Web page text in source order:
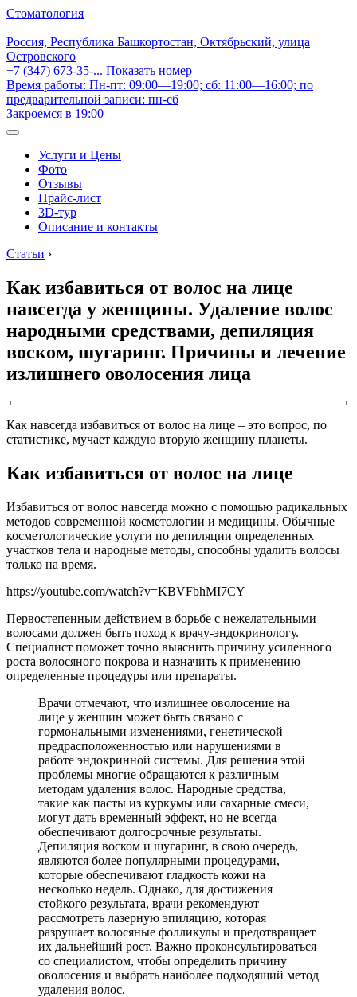
Стоматология
Россия, Республика Башкортостан, Октябрьский, улица
Островского
+7 (347) 673-35-... Показать номер
Время работы: Пн-пт: 09:00—19:00; сб: 11:00—16:00; по
предварительной записи: пн-сб
Закроемся в 19:00
Услуги и Цены
Фото
Отзывы
Прайс-лист
3D-тур
Описание и контакты
Статьи ›
Как избавиться от волос на лице
навсегда у женщины. Удаление волос
народными средствами, депиляция
воском, шугаринг. Причины и лечение
излишнего оволосения лица
Как навсегда избавиться от волос на лице – это вопрос, по
статистике, мучает каждую вторую женщину планеты.
Как избавиться от волос на лице
Избавиться от волос навсегда можно с помощью радикальных
методов современной косметологии и медицины. Обычные
косметологические услуги по депиляции определенных
участков тела и народные методы, способны удалить волосы
только на время.
https://youtube.com/watch?v=KBVFbhMI7CY
Первостепенным действием в борьбе с нежелательными
волосами должен быть поход к врачу-эндокринологу.
Специалист поможет точно выяснить причину усиленного
роста волосяного покрова и назначить к применению
определенные процедуры или препараты.
Врачи отмечают, что излишнее оволосение на
лице у женщин может быть связано с
гормональными изменениями, генетической
предрасположенностью или нарушениями в
работе эндокринной системы. Для решения этой
проблемы многие обращаются к различным
методам удаления волос. Народные средства,
такие как пасты из куркумы или сахарные смеси,
могут дать временный эффект, но не всегда
обеспечивают долгосрочные результаты.
Депиляция воском и шугаринг, в свою очередь,
являются более популярными процедурами,
которые обеспечивают гладкость кожи на
несколько недель. Однако, для достижения
стойкого результата, врачи рекомендуют
рассмотреть лазерную эпиляцию, которая
разрушает волосяные фолликулы и предотвращает
их дальнейший рост. Важно проконсультироваться
со специалистом, чтобы определить причину
оволосения и выбрать наиболее подходящий метод
удаления волос.